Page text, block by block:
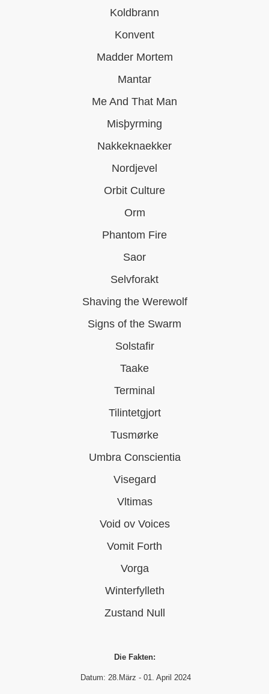
Koldbrann
Konvent
Madder Mortem
Mantar
Me And That Man
Misþyrming
Nakkeknaekker
Nordjevel
Orbit Culture
Orm
Phantom Fire
Saor
Selvforakt
Shaving the Werewolf
Signs of the Swarm
Solstafir
Taake
Terminal
Tilintetgjort
Tusmørke
Umbra Conscientia
Visegard
Vltimas
Void ov Voices
Vomit Forth
Vorga
Winterfylleth
Zustand Null
Die Fakten:
Datum: 28.März - 01. April 2024